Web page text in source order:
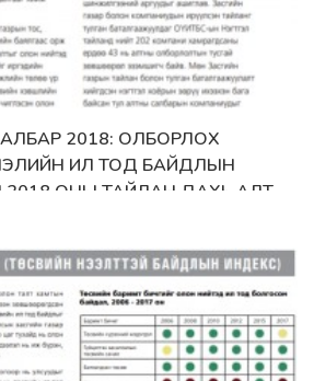
2018: ОЛБОРЛОХ
ИЛ ТОД БАЙДЛЫН
ОНЫ ТАЙЛАН ДАХЬ АЛТ